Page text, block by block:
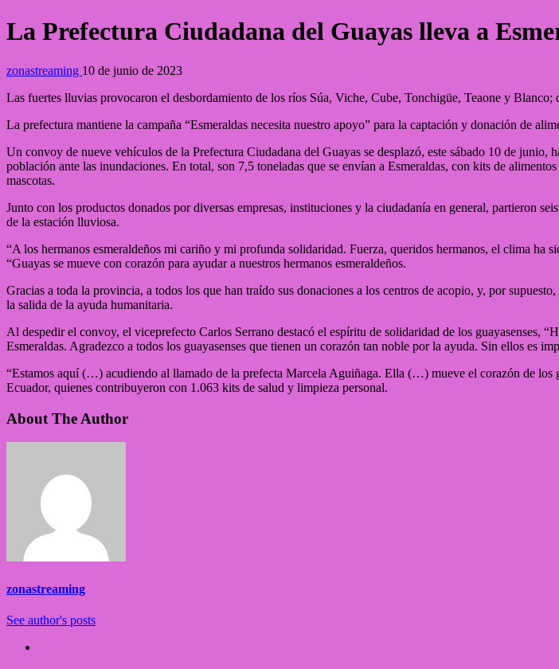
La Prefectura Ciudadana del Guayas lleva a
zonastreaming 10 de junio de 2023
Las fuertes lluvias provocaron el desbordamiento de los ríos Súa, Viche, Cube, Tonchigüe, Teaone y Blanco;
La prefectura mantiene la campaña “Esmeraldas necesita nuestro apoyo” para la captación y donación de
Un convoy de nueve vehículos de la Prefectura Ciudadana del Guayas se desplazó, este sábado 10 de
población ante las inundaciones. En total, son 7,5 toneladas que se envían a Esmeraldas, con kits de
mascotas.
Junto con los productos donados por diversas empresas, instituciones y la ciudadanía en general, partieron
de la estación lluviosa.
“A los hermanos esmeraldeños mi cariño y mi profunda solidaridad. Fuerza, queridos hermanos, el clima ha
“Guayas se mueve con corazón para ayudar a nuestros hermanos esmeraldeños.
Gracias a toda la provincia, a todos los que han traído sus donaciones a los centros de acopio, y, por
la salida de la ayuda humanitaria.
Al despedir el convoy, el viceprefecto Carlos Serrano destacó el espíritu de solidaridad de los guayasenses,
Esmeraldas. Agradezco a todos los guayasenses que tienen un corazón tan noble por la ayuda. Sin ellos es
“Estamos aquí (…) acudiendo al llamado de la prefecta Marcela Aguiñaga. Ella (…) mueve el corazón de los
Ecuador, quienes contribuyeron con 1.063 kits de salud y limpieza personal.
About The Author
zonastreaming
See author's posts